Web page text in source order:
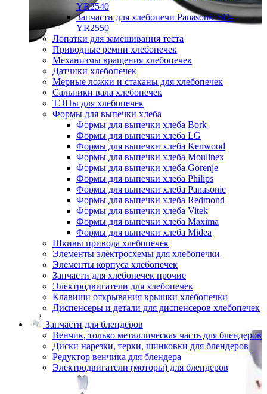
YR2540
Запчасти для хлебопечи Panasonic SD-
YR2550
Лопатки для замешивания теста
Приводные ремни хлебопечек
Механизмы вращения хлебопечек
Датчики хлебопечек
Мерные ложки и стаканы для хлебопечек
Сальники вала хлебопечек
ТЭНы для хлебопечек
Формы для выпечки хлеба
Формы для выпечки хлеба Bork
Формы для выпечки хлеба LG
Формы для выпечки хлеба Kenwood
Формы для выпечки хлеба Moulinex
Формы для выпечки хлеба Gorenje
Формы для выпечки хлеба Philips
Формы для выпечки хлеба Panasonic
Формы для выпечки хлеба Redmond
Формы для выпечки хлеба Vitek
Формы для выпечки хлеба Maxima
Формы для выпечки хлеба Midea
Шкивы привода хлебопечек
Элементы электросхемы для хлебопечки
Элементы корпуса хлебопечек
Запчасти для хлебопечек прочие
Электродвигатели для хлебопечек
Клавиши открывания крышки хлебопечки
Диспенсеры и детали для диспенсеров хлебопечек
Запчасти для блендеров
Венчик, только металлическая часть для блендеров
Диски нарезки, терки, шинковки для блендеров
Редуктор венчика для блендера
Электродвигатели (моторы) для блендеров